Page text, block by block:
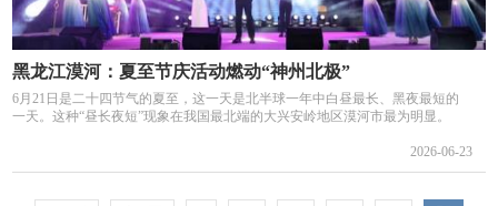
黑龙江漠河：夏至节庆活动燃动“神州北极”
6月21日是二十四节气的夏至，这一天是北半球一年中白昼最长、黑夜最短的
一天。这种“昼长夜短”现象在我国最北端的大兴安岭地区漠河市最为明显。
2026-06-23